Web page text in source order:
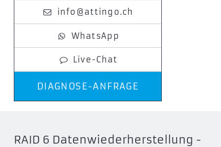
info@attingo.ch
WhatsApp
Live-Chat
DIAGNOSE-ANFRAGE
RAID 6 Datenwiederherstellung -